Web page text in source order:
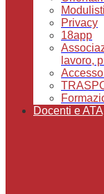
Privacy
18app
lavoro,
Docenti e ATA